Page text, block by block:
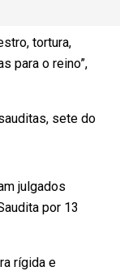
tortura,
para o reino”,
sete do
julgados
por 13
rígida e